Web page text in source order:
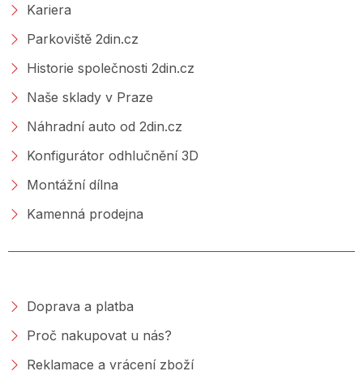
Kariera
Parkoviště 2din.cz
Historie společnosti 2din.cz
Naše sklady v Praze
Náhradní auto od 2din.cz
Konfigurátor odhlučnění 3D
Montážní dílna
Kamenná prodejna
Doprava a platba
Proč nakupovat u nás?
Reklamace a vrácení zboží